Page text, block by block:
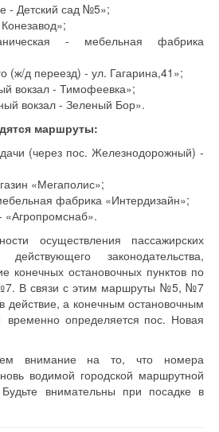
- Детский сад №5»;
- мебельная фабрика
(ж/д переезд) - ул. Гагарина,41»;
вокзал - Тимофеевка»;
вокзал - Зеленый Бор».
маршруты:
(через пос. Железнодорожный) -
«Мегаполис»;
фабрика «Интердизайн»;
осуществления пассажирских
законодательства,
конечных остановочных пунктов по
В связи с этим маршруты №5, №7
действие, а конечным остановочным
определяется пос. Новая
внимание на то, что номера
водимой городской маршрутной
внимательны при посадке в